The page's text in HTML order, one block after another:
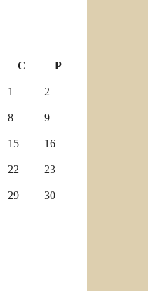
C P
1 2
8 9
15 16
22 23
29 30